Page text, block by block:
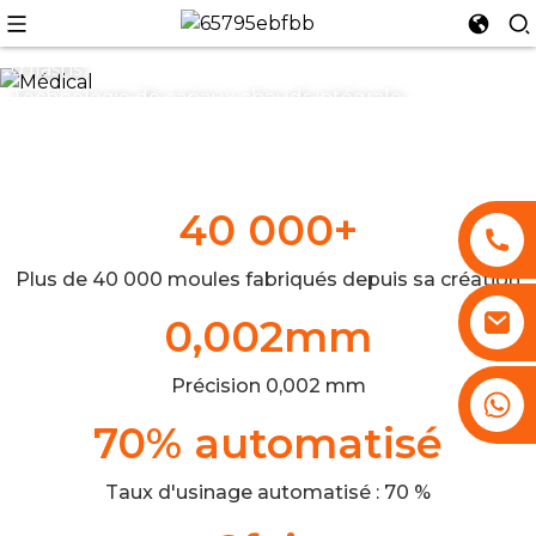
+86 13530645990
0 flashs
Technologie de canaux chauds intégrale
40 000+
Plus de 40 000 moules fabriqués depuis sa création
0,002mm
Précision 0,002 mm
70% automatisé
Taux d'usinage automatisé : 70 %